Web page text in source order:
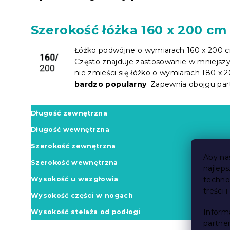
Aby
treści
Szerokość łóżka 160 x 200 cm
Łóżko podwójne o wymiarach 160 x 200
Często znajduje zastosowanie w
nie zmieści się łóżko o wymiarach 180 x
bardzo popularny. Zapewnia obojgu
Długość zewnętrzna
Długość wewnętrzna
Szerokość zewnętrzna
Szerokość wewnętrzna
Wysokość u wezgłowia
Wysokość części w nogach
Wysokość stelaża od podłogi